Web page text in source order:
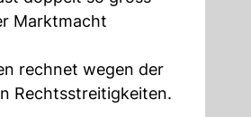
Marktmacht
rechnet wegen der
Rechtsstreitigkeiten.